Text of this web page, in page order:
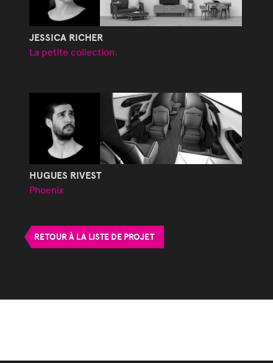
JESSICA RICHER
La petite collection.
HUGUES RIVEST
Phoenix
RETOUR À LA LISTE DE PROJET